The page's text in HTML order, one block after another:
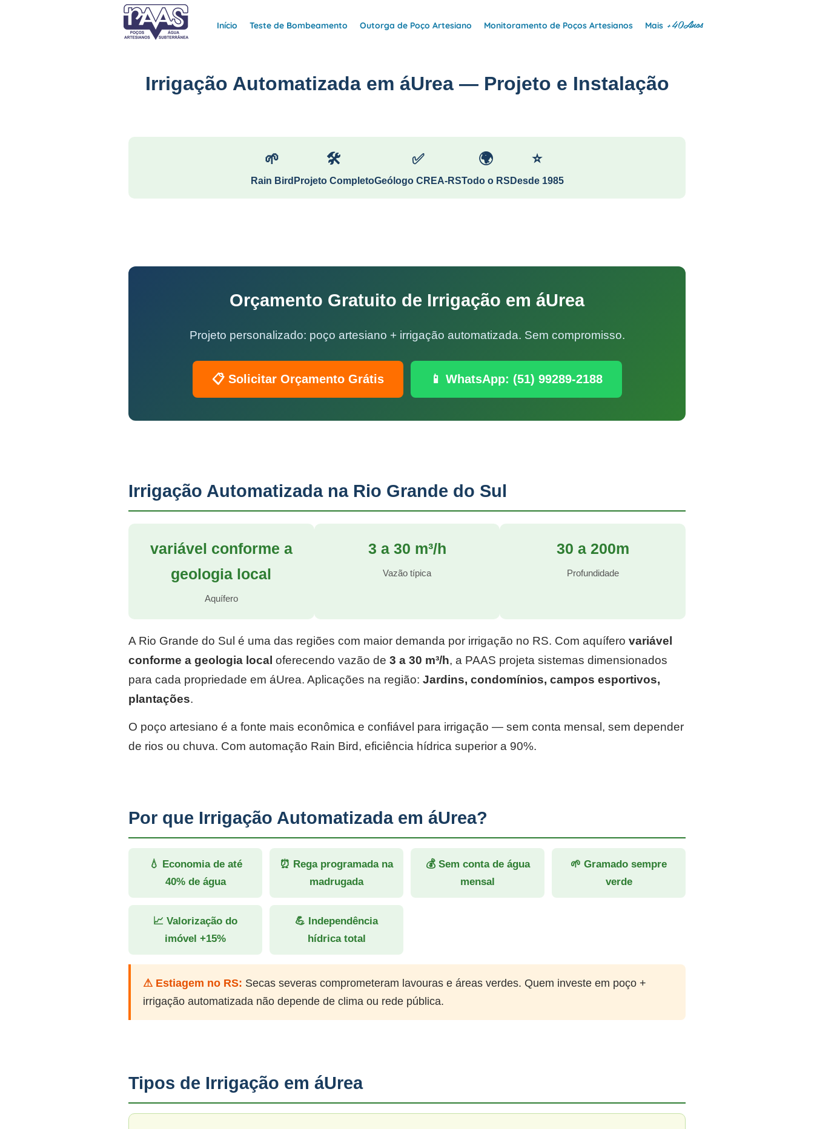
Início Teste de Bombeamento Outorga de Poço Artesiano Monitoramento de Poços Artesianos Mais +40Anos
Irrigação Automatizada em áUrea — Projeto e Instalação
🌱
Rain Bird
🛠
Projeto Completo
✅
Geólogo CREA-RS
🌍
Todo o RS
⭐
Desde 1985
Orçamento Gratuito de Irrigação em áUrea
Projeto personalizado: poço artesiano + irrigação automatizada. Sem compromisso.
📋 Solicitar Orçamento Grátis 📱 WhatsApp: (51) 99289-2188
Irrigação Automatizada na Rio Grande do Sul
variável conforme a
geologia local
Aquífero
3 a 30 m³/h
Vazão típica
30 a 200m
Profundidade
A Rio Grande do Sul é uma das regiões com maior demanda por irrigação no RS. Com aquífero variável
conforme a geologia local oferecendo vazão de 3 a 30 m³/h, a PAAS projeta sistemas dimensionados
para cada propriedade em áUrea. Aplicações na região: Jardins, condomínios, campos esportivos,
plantações.
O poço artesiano é a fonte mais econômica e confiável para irrigação — sem conta mensal, sem depender
de rios ou chuva. Com automação Rain Bird, eficiência hídrica superior a 90%.
Por que Irrigação Automatizada em áUrea?
💧 Economia de até
40% de água
⏰ Rega programada na
madrugada
💰 Sem conta de água
mensal
🌱 Gramado sempre
verde
📈 Valorização do
imóvel +15%
💪 Independência
hídrica total
⚠ Estiagem no RS: Secas severas comprometeram lavouras e áreas verdes. Quem investe em poço +
irrigação automatizada não depende de clima ou rede pública.
Tipos de Irrigação em áUrea